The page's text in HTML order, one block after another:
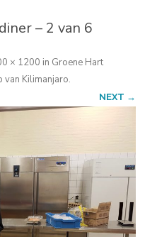
– 2 van 6
× 1200 in Groene Hart
van Kilimanjaro.
NEXT →